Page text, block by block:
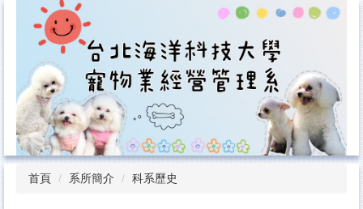
容
區
首頁 系所簡介 科系歷史